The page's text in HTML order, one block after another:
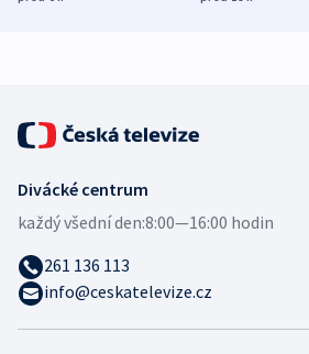
Divácké centrum
každý všední den:8:00—16:00 hodin
261 136 113
info@ceskatelevize.cz